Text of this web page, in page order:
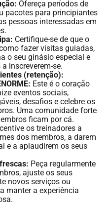
Ofereça períodos de
pacotes para principiantes
pessoas interessadas em
Certifique-se de que o
fazer visitas guiadas,
o seu ginásio especial e
inscreverem-se.
(retenção):
Este é o coração
eventos sociais,
desafios e celebre os
Uma comunidade forte
ficam por cá.
os treinadores a
dos membros, a darem
e a aplaudirem os seus
Peça regularmente
ajuste os seus
novos serviços ou
manter a experiência